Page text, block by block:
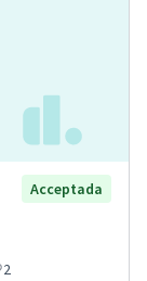
Acceptada
2